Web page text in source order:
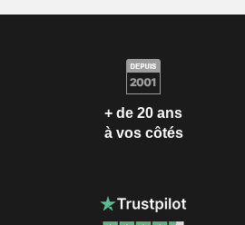
+ de 20 ans
à vos côtés